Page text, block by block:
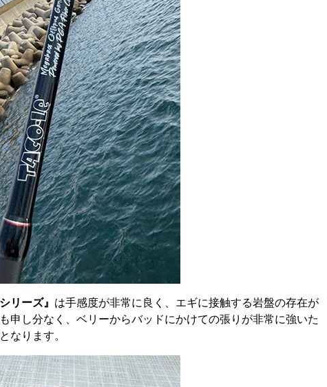
リーズ』 は手感度が非常に良く、エギに接触する岩盤の存在が
申し分なく、ベリーからバッドにかけての張りが非常に強いた
なります。